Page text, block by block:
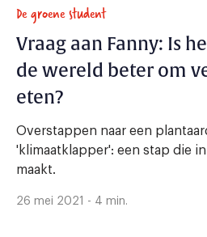
De groene student
Vraag aan Fanny: Is
de wereld beter om
eten?
Overstappen naar een
'klimaatklapper': een stap die
maakt.
26 mei 2021 - 4 min.